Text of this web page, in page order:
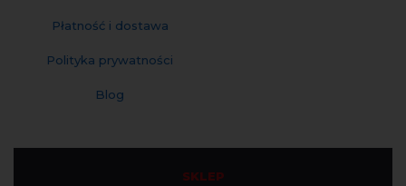
Płatność i dostawa
Polityka prywatności
Blog
SKLEP